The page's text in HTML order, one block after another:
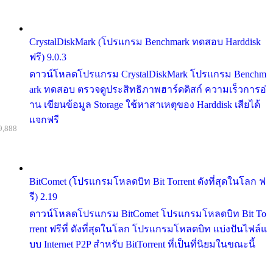
CrystalDiskMark (โปรแกรม Benchmark ทดสอบ Harddisk
ฟรี) 9.0.3
ดาวน์โหลดโปรแกรม CrystalDiskMark โปรแกรม Benchm
ark ทดสอบ ตรวจดูประสิทธิภาพฮาร์ดดิสก์ ความเร็วการอ่
าน เขียนข้อมูล Storage ใช้หาสาเหตุของ Harddisk เสียได้
แจกฟรี
BitComet (โปรแกรมโหลดบิท Bit Torrent ดังที่สุดในโลก ฟ
รี) 2.19
ดาวน์โหลดโปรแกรม BitComet โปรแกรมโหลดบิท Bit To
rrent ฟรีที่ ดังที่สุดในโลก โปรแกรมโหลดบิท แบ่งปันไฟล์แ
บบ Internet P2P สำหรับ BitTorrent ที่เป็นที่นิยมในขณะนี้